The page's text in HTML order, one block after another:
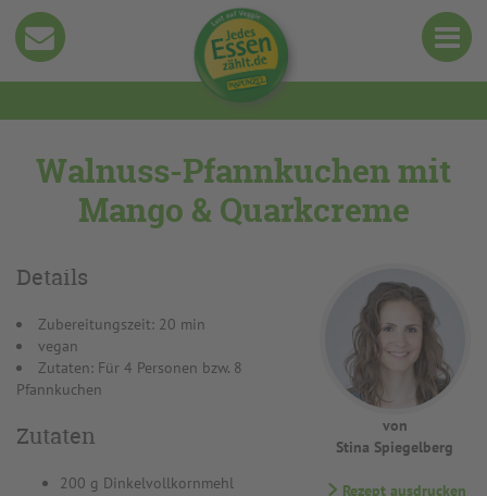
Walnuss-Pfannkuchen mit
Mango & Quarkcreme
von
Stina Spiegelberg
Rezept ausdrucken
Details
Zubereitungszeit: 20 min
vegan
Zutaten: Für 4 Personen bzw. 8
Pfannkuchen
Zutaten
200 g Dinkelvollkornmehl